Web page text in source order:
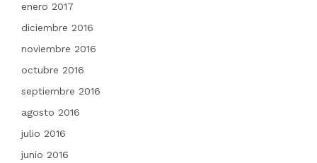
enero 2017
diciembre 2016
noviembre 2016
octubre 2016
septiembre 2016
agosto 2016
julio 2016
junio 2016